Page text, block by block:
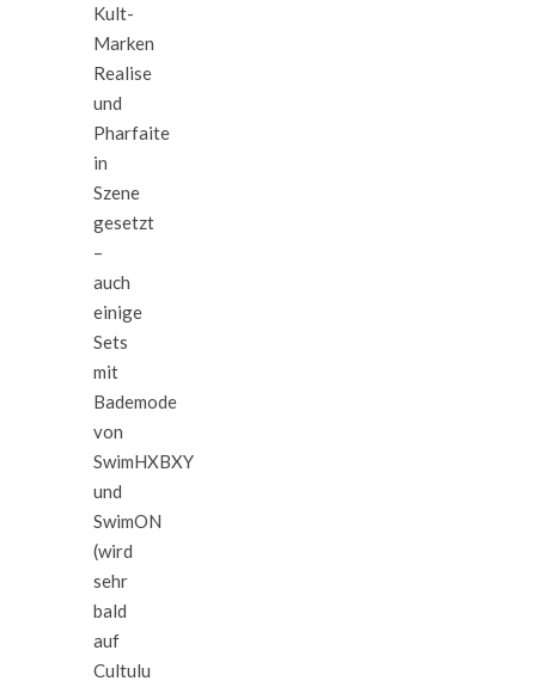
Kult-
Marken
Realise
und
Pharfaite
in
Szene
gesetzt
–
auch
einige
Sets
mit
Bademode
von
SwimHXBXY
und
SwimON
(wird
sehr
bald
auf
Cultulu